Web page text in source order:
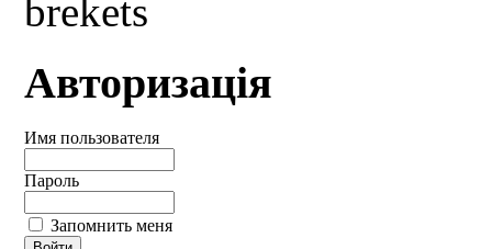
Авторизація
Имя пользователя
Пароль
Запомнить меня